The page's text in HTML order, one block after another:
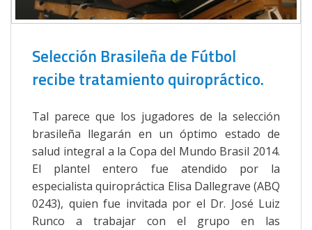
Selección Brasileña de Fútbol
recibe tratamiento quiropráctico.
Tal parece que los jugadores de la selección
brasileña llegarán en un óptimo estado de
salud integral a la Copa del Mundo Brasil 2014.
El plantel entero fue atendido por la
especialista quiropráctica Elisa Dallegrave (ABQ
0243), quien fue invitada por el Dr. José Luiz
Runco a trabajar con el grupo en las